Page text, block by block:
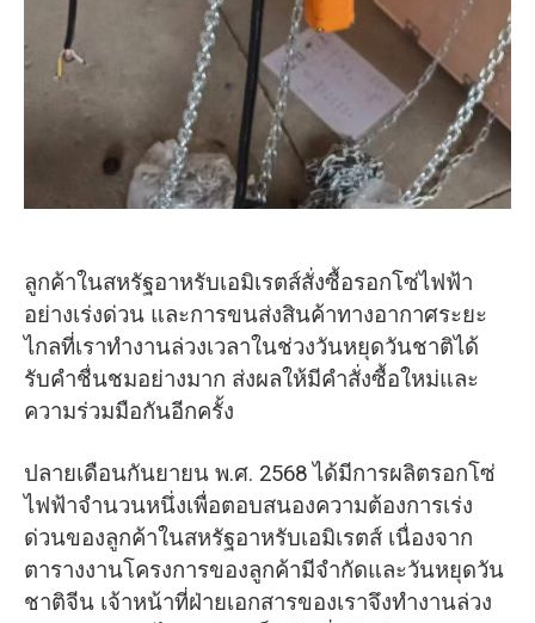
ลูกค้าในสหรัฐอาหรับเอมิเรตส์สั่งซื้อรอกโซ่ไฟฟ้า
อย่างเร่งด่วน และการขนส่งสินค้าทางอากาศระยะ
ไกลที่เราทำงานล่วงเวลาในช่วงวันหยุดวันชาติได้
รับคำชื่นชมอย่างมาก ส่งผลให้มีคำสั่งซื้อใหม่และ
ความร่วมมือกันอีกครั้ง
ปลายเดือนกันยายน พ.ศ. 2568 ได้มีการผลิตรอกโซ่
ไฟฟ้าจำนวนหนึ่งเพื่อตอบสนองความต้องการเร่ง
ด่วนของลูกค้าในสหรัฐอาหรับเอมิเรตส์ เนื่องจาก
ตารางงานโครงการของลูกค้ามีจำกัดและวันหยุดวัน
ชาติจีน เจ้าหน้าที่ฝ่ายเอกสารของเราจึงทำงานล่วง